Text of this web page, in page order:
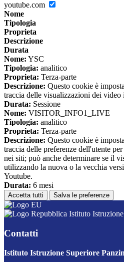
youtube.com
Nome
Tipologia
Proprieta
Descrizione
Durata
Nome: YSC
Tipologia: analitico
Proprieta: Terza-parte
Descrizione: Questo cookie è
traccia delle visualizzazioni dei video
Durata: Sessione
Nome: VISITOR_INFO1_LIVE
Tipologia: analitico
Proprieta: Terza-parte
Descrizione: Questo cookie è
traccia delle preferenze dell'utente
nei siti; può anche determinare se il
utilizzando la nuova o la vecchia
Youtube.
Durata: 6 mesi
Accetta tutti Salva le preferenze
Istituto
Contatti
Istituto Istruzione Superiore